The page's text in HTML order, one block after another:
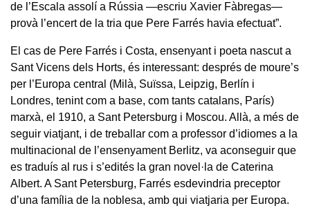
de l’Escala assolí a Rússia —escriu Xavier Fàbregas—
provà l’encert de la tria que Pere Farrés havia efectuat”.
El cas de Pere Farrés i Costa, ensenyant i poeta nascut a
Sant Vicens dels Horts, és interessant: després de moure’s
per l’Europa central (Milà, Suïssa, Leipzig, Berlín i
Londres, tenint com a base, com tants catalans, París)
marxà, el 1910, a Sant Petersburg i Moscou. Allà, a més de
seguir viatjant, i de treballar com a professor d’idiomes a la
multinacional de l’ensenyament Berlitz, va aconseguir que
es traduís al rus i s’edités la gran novel·la de Caterina
Albert. A Sant Petersburg, Farrés esdevindria preceptor
d’una família de la noblesa, amb qui viatjaria per Europa.